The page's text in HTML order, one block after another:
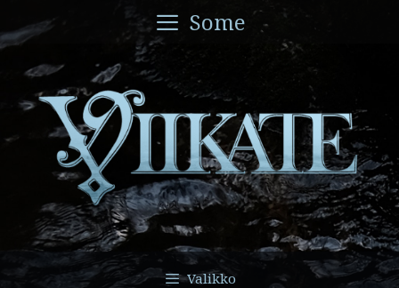
sisältöön
Some
Valikko